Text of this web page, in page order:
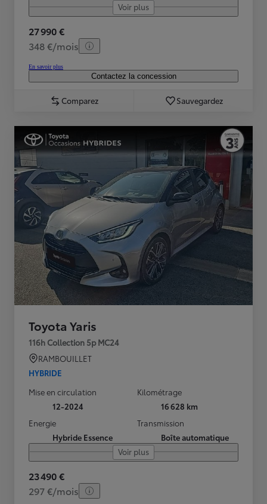
Voir plus
27 990 €
348 €/mois
En savoir plus
Contactez la concession
Comparez Sauvegardez
Toyota Yaris
116h Collection 5p MC24
RAMBOUILLET
HYBRIDE
Mise en circulation
12-2024
Kilométrage
16 628 km
Energie
Hybride Essence
Transmission
Boîte automatique
Voir plus
23 490 €
297 €/mois